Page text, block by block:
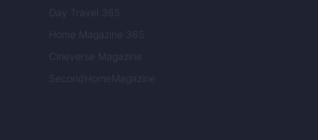
Day Travel 365
Home Magazine 365
Cineverse Magazine
SecondHomeMagazine